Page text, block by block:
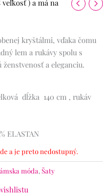
veľkosť ) a má na
kryštálmi, vďaka čomu
lem a rukávy spolu s
a eleganciu.
dĺžka 140 cm , rukáv
ELASTAN
a je preto nedostupný.
móda,Šaty